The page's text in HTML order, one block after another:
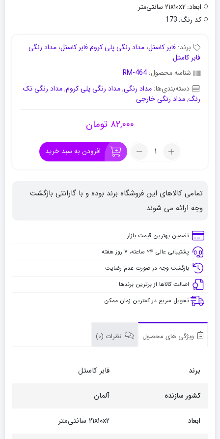
ابعاد:۲۱x۱۰x۲ سانتی‌متر
کد رنگ: 173
برند: فابر کاستل، مداد رنگی پلی کروم فابر کاستل، مداد رنگی
فابر کاستل
شناسه محصول: RM-464
دسته‌بندی‌ها: مداد رنگی,مداد رنگی پلی کروم,مداد رنگی تک
رنگ,مداد رنگی خارجی
۸۲,۰۰۰ تومان
تعداد:
کاستل
پلی
کد
173
افزودن به سبد خرید
تمامی کالاهای این فروشگاه برند بوده و با گارانتی بازگشت
وجه ارائه می شوند.
تضمین بهترین قیمت بازار
پشتیبانی عالی ۲۴ ساعته، ۷ روز هفته
بازگشت وجه در صورت عدم رضایت
اصالت کالاها از برترین برندها
تحویل سریع در کمترین زمان ممکن
ویژگی های محصول نظرات (0)
برند فابر کاستل
کشور سازنده آلمان
ابعاد ۲۱x۱۰x۲ سانتی‌متر